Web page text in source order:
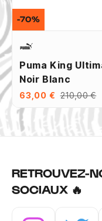
Puma King
Noir Blanc
63,00 € 210,00 €
-70%
RETROUVEZ-
SOCIAUX 🔥